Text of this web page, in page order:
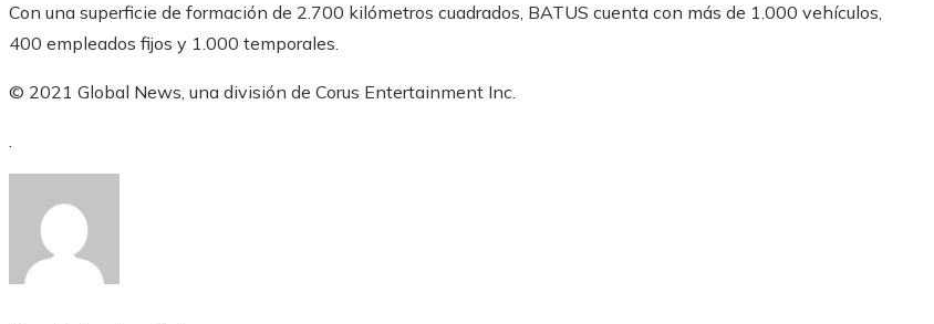
Con una superficie de formación de 2.700 kilómetros cuadrados, BATUS cuenta con más de 1.000 vehículos,
400 empleados fijos y 1.000 temporales.
© 2021 Global News, una división de Corus Entertainment Inc.
.